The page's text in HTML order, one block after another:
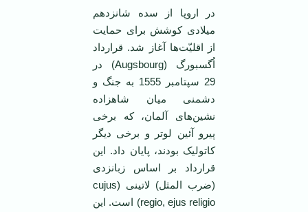
در اروپا از سده شانزدهم
میلادی کوشش برای حمایت
از اقلیّت‌ها آغاز شد. قرارداد
اُگسبورگ (Augsbourg) در
29 سپتامبر 1555 به جنگ و
دشمنی میان شاهزاده
نشین‌های آلمان، که برخی
پیرو آئین لوتر و برخی دیگر
کاتولیک بودند، پایان داد. این
قرارداد بر اساس زبانزدی
(ضرب المثل) لاتینی (cujus
regio, ejus religio) است. این